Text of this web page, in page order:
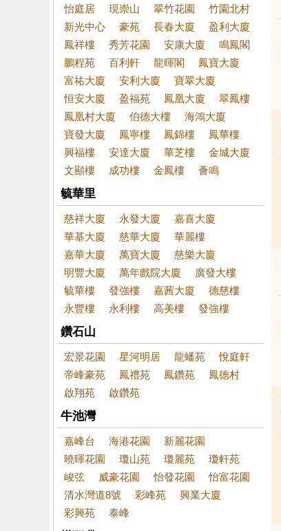
怡庭居
現崇山 翠竹花園
竹園北村
新光中心
豪苑 長春大廈
盈利大廈
鳳祥樓
秀芳花園 安康大廈
鳴鳳閣
鵬程苑
百利軒 龍暉閣
鳳寶大廈
富祐大廈
安利大廈
寶翠大廈
恒安大廈
盈福苑 鳳凰大廈
翠鳳樓
鳳凰村大廈
伯德大樓
海鴻大廈
寶發大廈
鳳寧樓 鳳錦樓
鳳華樓
興福樓
安達大廈 華芝樓
金城大廈
文顯樓
成功樓 金鳳樓 薈鳴
毓華里
慈祥大廈 永發大廈
嘉喜大廈
華基大廈
慈華大廈
華麗樓
嘉華大廈
萬寶大廈
慈樂大廈
明豐大廈
萬年戲院大廈
廣發大樓
毓華樓
發強樓 嘉茜大廈
德慈樓
永豐樓
永利樓 高美樓 發強樓
鑽石山
宏景花園 星河明居 龍蟠苑
悅庭軒
帝峰豪苑
鳳禮苑 鳳鑽苑
鳳德村
啟翔苑
啟鑽苑
牛池灣
嘉峰台 海港花園
新麗花園
曉暉花園
瓊山苑 瓊麗苑
瓊軒苑
峻弦
威豪花園 怡發花園
怡富花園
清水灣道8號
彩峰苑
興業大廈
彩興苑
泰峰